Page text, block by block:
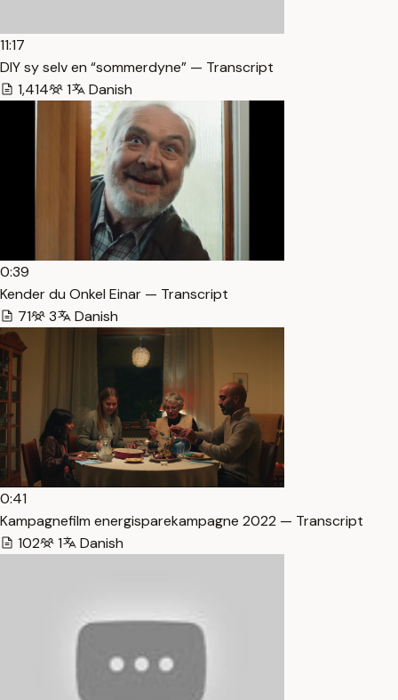
11:17
DIY sy selv en “sommerdyne” — Transcript
1,414
1 Danish
0:39
Kender du Onkel Einar — Transcript
71
3 Danish
0:41
Kampagnefilm energisparekampagne 2022 — Transcript
102
1 Danish